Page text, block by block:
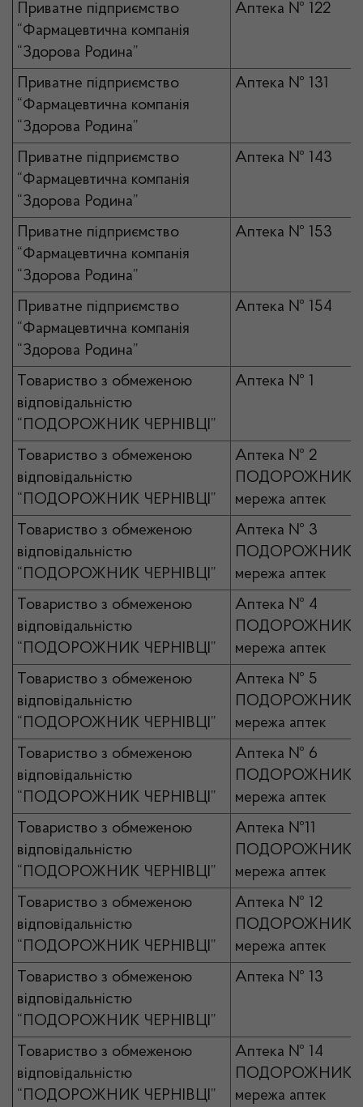
Приватне підприємство
“Фармацевтична компанія
“Здорова Родина”
Аптека № 122
Приватне підприємство
“Фармацевтична компанія
“Здорова Родина”
Аптека № 131
Приватне підприємство
“Фармацевтична компанія
“Здорова Родина”
Аптека № 143
Приватне підприємство
“Фармацевтична компанія
“Здорова Родина”
Аптека № 153
Приватне підприємство
“Фармацевтична компанія
“Здорова Родина”
Аптека № 154
Товариство з обмеженою
відповідальністю
“ПОДОРОЖНИК ЧЕРНІВЦІ”
Аптека № 1
Товариство з обмеженою
відповідальністю
“ПОДОРОЖНИК ЧЕРНІВЦІ”
Аптека № 2
ПОДОРОЖНИК
мережа аптек
Товариство з обмеженою
відповідальністю
“ПОДОРОЖНИК ЧЕРНІВЦІ”
Аптека № 3
ПОДОРОЖНИК
мережа аптек
Товариство з обмеженою
відповідальністю
“ПОДОРОЖНИК ЧЕРНІВЦІ”
Аптека № 4
ПОДОРОЖНИК
мережа аптек
Товариство з обмеженою
відповідальністю
“ПОДОРОЖНИК ЧЕРНІВЦІ”
Аптека № 5
ПОДОРОЖНИК
мережа аптек
Товариство з обмеженою
відповідальністю
“ПОДОРОЖНИК ЧЕРНІВЦІ”
Аптека № 6
ПОДОРОЖНИК
мережа аптек
Товариство з обмеженою
відповідальністю
“ПОДОРОЖНИК ЧЕРНІВЦІ”
Аптека №11
ПОДОРОЖНИК
мережа аптек
Товариство з обмеженою
відповідальністю
“ПОДОРОЖНИК ЧЕРНІВЦІ”
Аптека № 12
ПОДОРОЖНИК
мережа аптек
Товариство з обмеженою
відповідальністю
“ПОДОРОЖНИК ЧЕРНІВЦІ”
Аптека № 13
Товариство з обмеженою
відповідальністю
“ПОДОРОЖНИК ЧЕРНІВЦІ”
Аптека № 14
ПОДОРОЖНИК
мережа аптек